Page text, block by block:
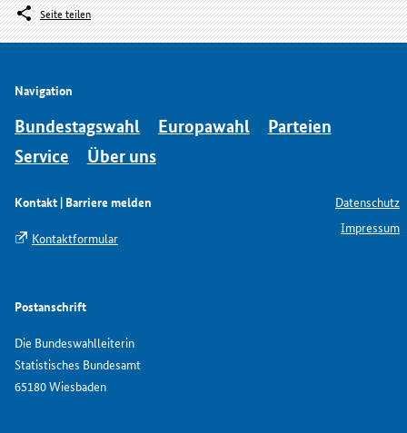
Seite teilen
Navigation
Bundestagswahl Europawahl
Parteien
Service
Über uns
Kontakt | Barriere melden
Kontaktformular
Postanschrift
Die Bundeswahlleiterin
Statistisches Bundesamt
65180 Wiesbaden
Datenschutz
Impressum